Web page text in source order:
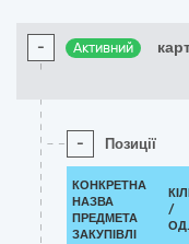
- Активний
- Позиції
КОНКРЕТНА
НАЗВА
ПРЕДМЕТА
ЗАКУПІВЛІ
/